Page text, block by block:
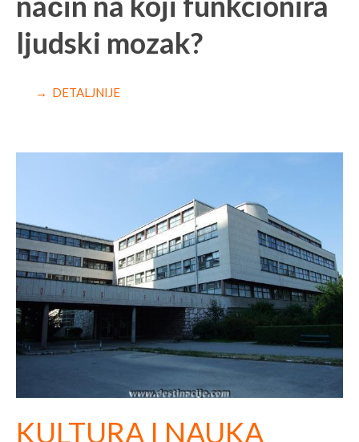
ljudski mozak?
→ DETALJNIJE
KULTURA I NAUKA